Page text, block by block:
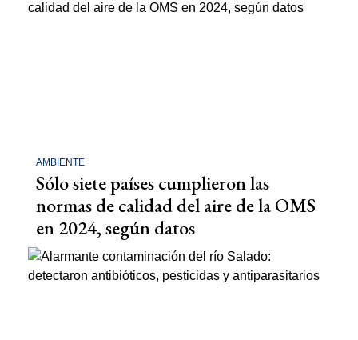
AMBIENTE
Sólo siete países cumplieron las
normas de calidad del aire de la OMS
en 2024, según datos